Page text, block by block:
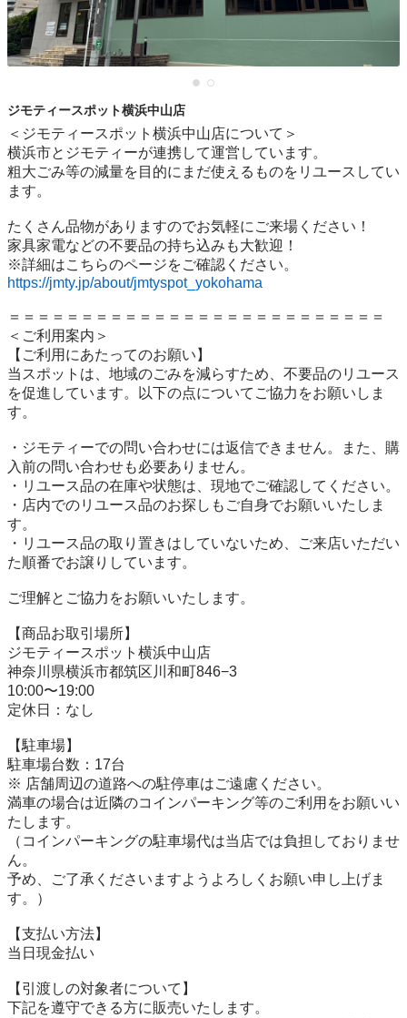
ジモティースポット横浜中山店
＜ジモティースポット横浜中山店について＞
横浜市とジモティーが連携して運営しています。
粗⼤ごみ等の減量を⽬的にまだ使えるものをリユースしてい
ます。
たくさん品物がありますのでお気軽にご来場ください！
家具家電などの不要品の持ち込みも大歓迎！
https://jmty.jp/about/jmtyspot_yokohama
＝＝＝＝＝＝＝＝＝＝＝＝＝＝＝＝＝＝＝＝＝＝＝＝＝＝
＜ご利用案内＞
【ご利用にあたってのお願い】
当スポットは、地域のごみを減らすため、不要品のリユース
を促進しています。以下の点についてご協力をお願いしま
す。
・ジモティーでの問い合わせには返信できません。また、購
入前の問い合わせも必要ありません。
・リユース品の在庫や状態は、現地でご確認してください。
・店内でのリユース品のお探しもご自身でお願いいたしま
す。
・リユース品の取り置きはしていないため、ご来店いただい
た順番でお譲りしています。
ご理解とご協力をお願いいたします。
【商品お取引場所】
ジモティースポット横浜中山店
神奈川県横浜市都筑区川和町846−3
10:00〜19:00
定休日：なし
【駐⾞場】
駐車場台数：17台
※ 店舗周辺の道路への駐停車はご遠慮ください。
満車の場合は近隣のコインパーキング等のご利用をお願いい
たします。
（コインパーキングの駐車場代は当店では負担しておりませ
ん。
予め、ご了承くださいますようよろしくお願い申し上げま
す。）
【⽀払い⽅法】
当日現金払い
【引渡しの対象者について】
下記を遵守できる⽅に販売いたします。